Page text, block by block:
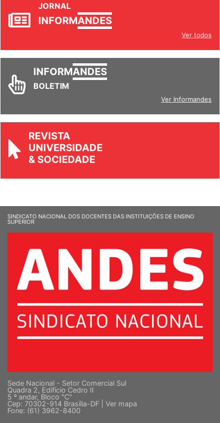
JORNAL
INFORMANDES
Ver todos
INFORMANDES
BOLETIM
Ver Informandes
REVISTA
UNIVERSIDADE
& SOCIEDADE
SINDICATO NACIONAL DOS DOCENTES DAS INSTITUIÇÕES DE ENSINO
SUPERIOR
Sede Nacional - Setor Comercial Sul
Quadra 2, Edifício Cedro II
5 º andar, Bloco "C"
Cep: 70302-914 Brasília-DF | Ver mapa
Fone: (61) 3962-8400